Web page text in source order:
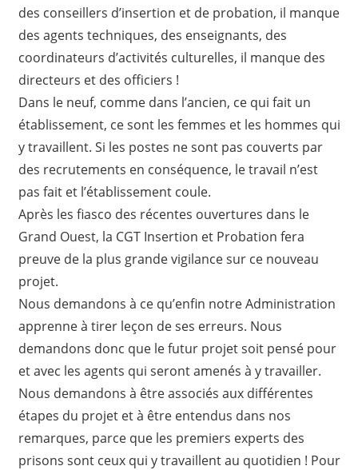
des conseillers d’insertion et de probation, il manque
des agents techniques, des enseignants, des
coordinateurs d’activités culturelles, il manque des
directeurs et des officiers !
Dans le neuf, comme dans l’ancien, ce qui fait un
établissement, ce sont les femmes et les hommes qui
y travaillent. Si les postes ne sont pas couverts par
des recrutements en conséquence, le travail n’est
pas fait et l’établissement coule.
Après les fiasco des récentes ouvertures dans le
Grand Ouest, la CGT Insertion et Probation fera
preuve de la plus grande vigilance sur ce nouveau
projet.
Nous demandons à ce qu’enfin notre Administration
apprenne à tirer leçon de ses erreurs. Nous
demandons donc que le futur projet soit pensé pour
et avec les agents qui seront amenés à y travailler.
Nous demandons à être associés aux différentes
étapes du projet et à être entendus dans nos
remarques, parce que les premiers experts des
prisons sont ceux qui y travaillent au quotidien ! Pour